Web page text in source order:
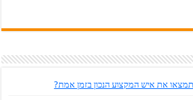
את איש המקצוע הנכון בזמן אמת?